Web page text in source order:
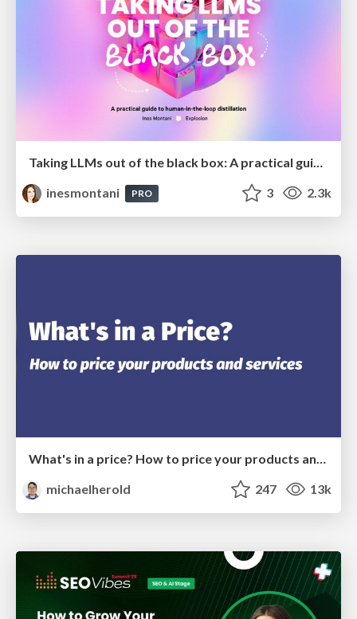
Taking LLMs out of the black box: A practical guide to human-in-the-loop distillation
inesmontani
PRO 3 2.3k
What's in a price? How to price your products and services
michaelherold
247 13k